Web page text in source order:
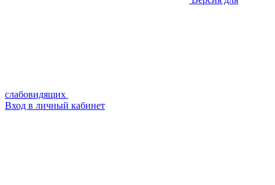
слабовидящих
Вход в личный кабинет